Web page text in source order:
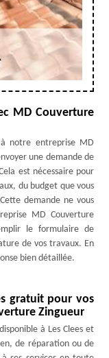
MD Couverture
notre entreprise MD
une demande de
est nécessaire pour
du budget que vous
demande ne vous
MD Couverture
le formulaire de
de vos travaux. En
bien détaillée.
gratuit pour vos
Zingueur
à Les Clees et
de réparation ou de